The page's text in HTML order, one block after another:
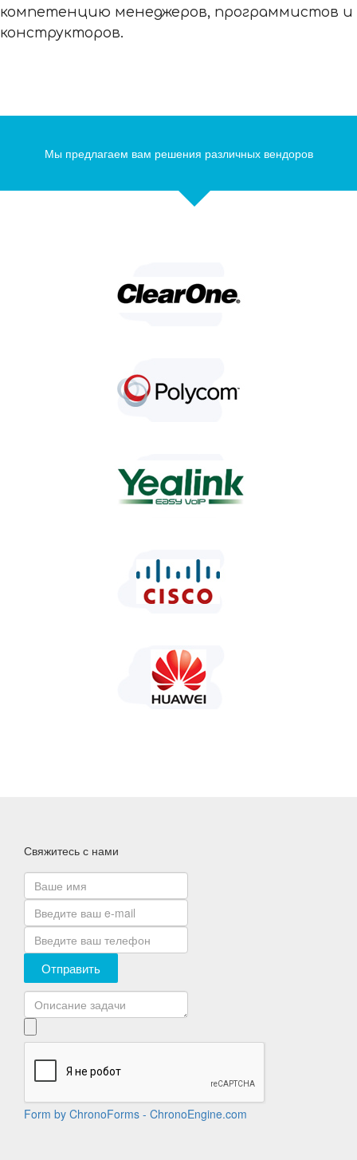
компетенцию менеджеров, программистов и
конструкторов.
Мы предлагаем вам решения различных вендоров
Свяжитесь с нами
Отправить
Form by ChronoForms - ChronoEngine.com